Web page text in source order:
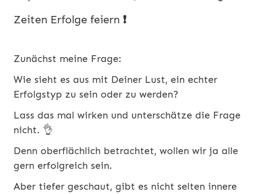
Zeiten Erfolge feiern ❗️
Zunächst meine Frage:
Wie sieht es aus mit Deiner Lust, ein echter
Erfolgstyp zu sein oder zu werden?
Lass das mal wirken und unterschätze die Frage
nicht. 👌
Denn oberflächlich betrachtet, wollen wir ja alle
gern erfolgreich sein.
Aber tiefer geschaut, gibt es nicht selten innere